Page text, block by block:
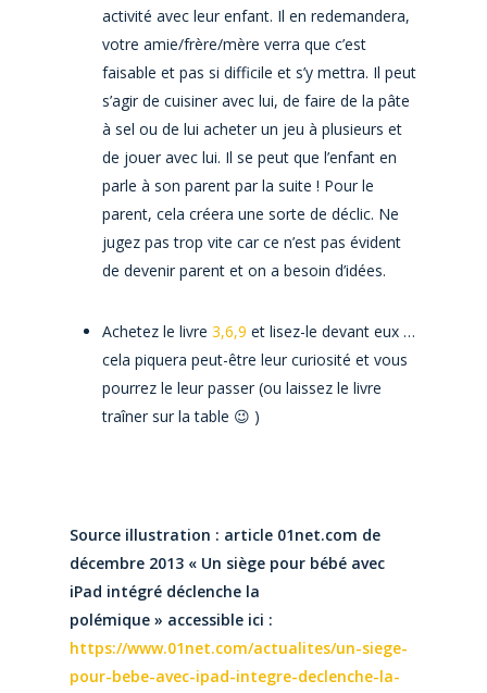
activité avec leur enfant. Il en redemandera,
votre amie/frère/mère verra que c’est
faisable et pas si difficile et s’y mettra. Il peut
s’agir de cuisiner avec lui, de faire de la pâte
à sel ou de lui acheter un jeu à plusieurs et
de jouer avec lui. Il se peut que l’enfant en
parle à son parent par la suite ! Pour le
parent, cela créera une sorte de déclic. Ne
jugez pas trop vite car ce n’est pas évident
de devenir parent et on a besoin d’idées.
Achetez le livre3,6,9 et lisez-le devant eux …
cela piquera peut-être leur curiosité et vous
pourrez le leur passer (ou laissez le livre
traîner sur la table 😉 )
Source illustration : article 01net.com de
décembre 2013 « Un siège pour bébé avec
iPad intégré déclenche la
polémique » accessible ici :
https://www.01net.com/actualites/un-siege-
pour-bebe-avec-ipad-integre-declenche-la-